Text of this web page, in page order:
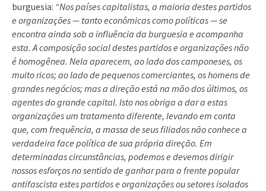
burguesia: “Nos países capitalistas, a maioria destes partidos
e organizações — tanto econômicas como políticas — se
encontra ainda sob a influência da burguesia e acompanha
esta. A composição social destes partidos e organizações não
é homogênea. Nela aparecem, ao lado dos camponeses, os
muito ricos; ao lado de pequenos comerciantes, os homens de
grandes negócios; mas a direção está na mão dos últimos, os
agentes do grande capital. Isto nos obriga a dar a estas
organizações um tratamento diferente, levando em conta
que, com frequência, a massa de seus filiados não conhece a
verdadeira face política de sua própria direção. Em
determinadas circunstâncias, podemos e devemos dirigir
nossos esforços no sentido de ganhar para a frente popular
antifascista estes partidos e organizações ou setores isolados